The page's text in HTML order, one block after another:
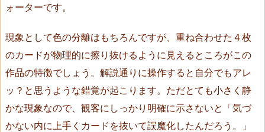
c
p
o
k
e
ォーターです。
現象として色の分離はもちろんですが、重ね合わせた４枚
のカードが物理的に擦り抜けるように見えるところがこの
作品の特徴でしょう。解説通りに操作すると自分でもアレ
ッ？と思うような錯覚が起こります。ただとても小さく静
かな現象なので、観客にしっかり明確に示さないと「気づ
かない内に上手くカードを抜いて誤魔化したんだろう。」